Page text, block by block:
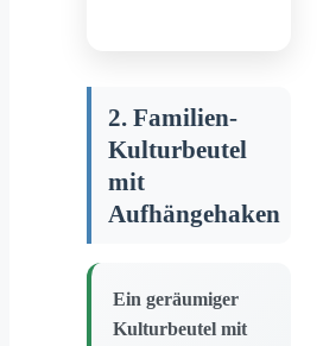
2. Familien-
Kulturbeutel
mit
Aufhängehaken
Ein geräumiger
Kulturbeutel mit